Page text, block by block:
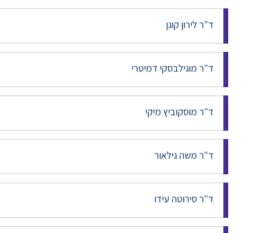
ד"ר ישעיה אריה
ד"ר לודמילה אוסטרובסקי
ד"ר לירון קוגן
ד"ר מוגילבסקי דמיטרי
ד"ר מוסקוביץ מיקי